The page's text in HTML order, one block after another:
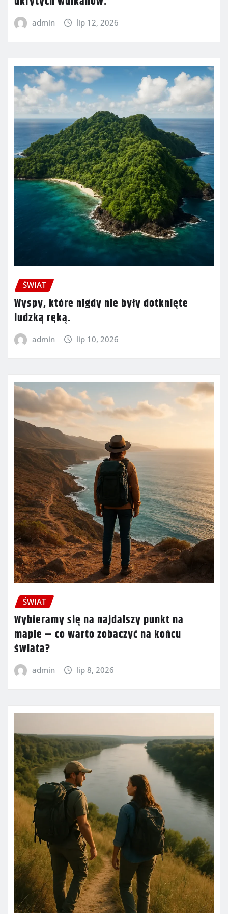
admin lip 12, 2026
ŚWIAT
Wyspy, które nigdy nie były dotknięte
ludzką ręką.
admin lip 10, 2026
ŚWIAT
Wybieramy się na najdalszy punkt na
mapie – co warto zobaczyć na końcu
świata?
admin lip 8, 2026